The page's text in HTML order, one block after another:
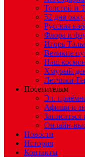
Толстой и
52 дня
Русская
Флора и
Игорь
Великие
Наш
Хмурый
Летчики-
Посетителям
Эл.
Афиши и
Онлайн-
Новости
История
Контакты